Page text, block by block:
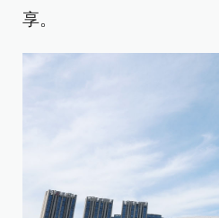
享。